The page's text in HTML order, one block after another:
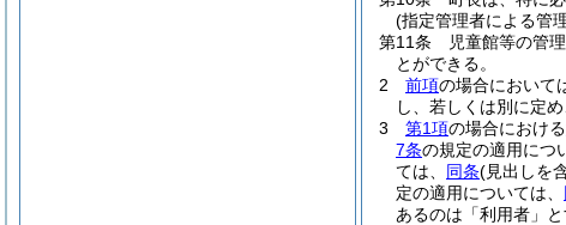
(指定管理者による管
第11条
児童館等の管
とができる。
2
前項の場合において
し、若しくは別に定
3
第1項の場合における
7条の規定の適用につ
ては、 同条(見出しを
定の適用については、
あるのは「利用者」と